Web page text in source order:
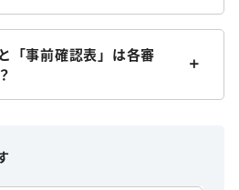
「事前確認表」は各審